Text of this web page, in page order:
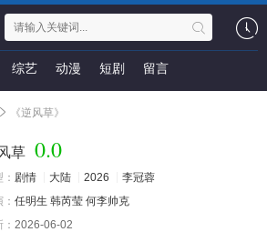
综艺 动漫 短剧 留言
《逆风草》
草 0.0
剧情 大陆 2026
李冠蓉
任明生 韩芮莹 何李帅克
2026-06-02